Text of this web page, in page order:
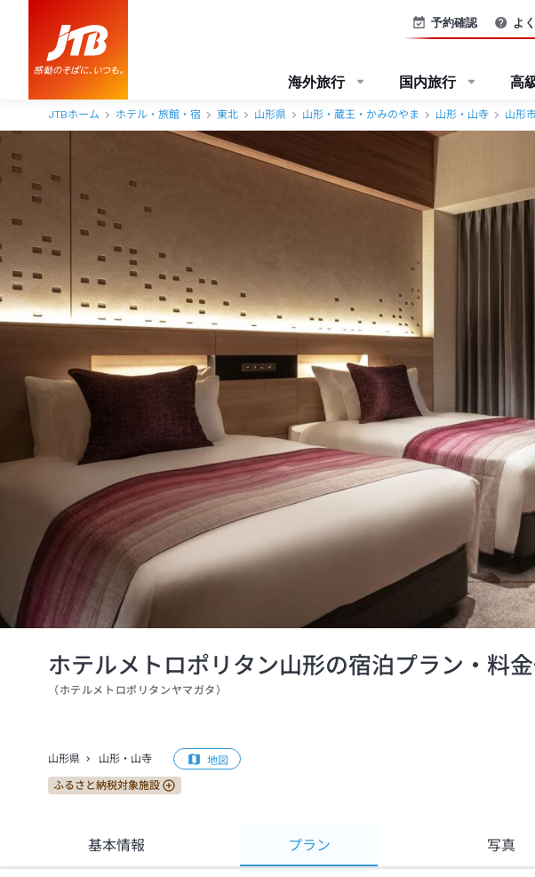
予約確認 よ
海外旅行 国内旅行 高
JTBホーム ホテル・旅館・宿 東北 山形県 山形・蔵王・かみのやま 山形・山寺 山形
ホテルメトロポリタン山形の宿泊プラン・料
（ ホテルメトロポリタンヤマガタ ）
山形県 山形・山寺 地図
ふるさと納税対象施設
基本情報 プラン 写真